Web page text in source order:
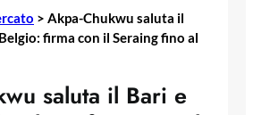
> Akpa-Chukwu saluta il
firma con il Seraing fino al
saluta il Bari e